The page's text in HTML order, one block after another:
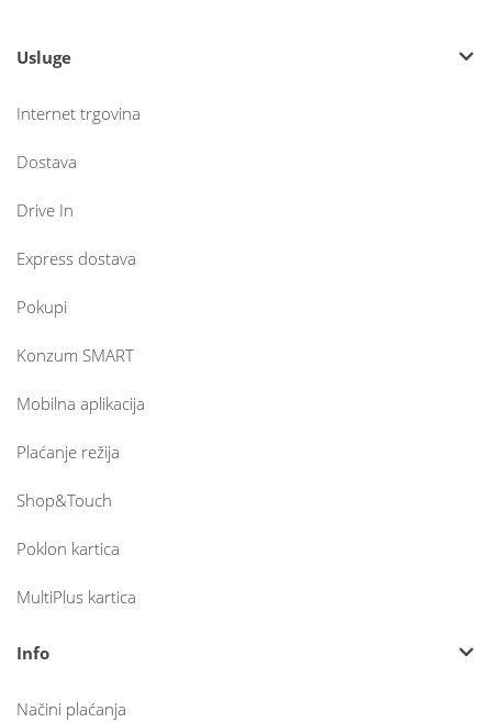
Usluge
Internet trgovina
Dostava
Drive In
Express dostava
Pokupi
Konzum SMART
Mobilna aplikacija
Plaćanje režija
Shop&Touch
Poklon kartica
MultiPlus kartica
Info
Načini plaćanja